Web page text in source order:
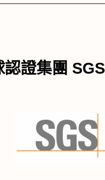
認證集團 SGS